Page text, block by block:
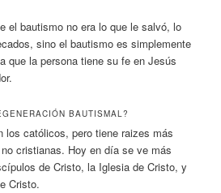
el bautismo no era lo que le salvó, lo
sino el bautismo es simplemente
que la persona tiene su fe en Jesús
BAUTISMAL?
los católicos, pero tiene raizes más
cristianas. Hoy en día se ve más
de Cristo, la Iglesia de Cristo, y
Cristo.